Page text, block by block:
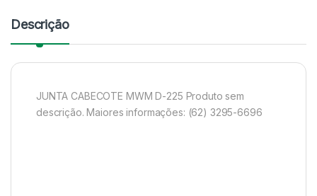
Descrição
JUNTA CABECOTE MWM D-225 Produto sem
descrição. Maiores informações: (62) 3295-6696